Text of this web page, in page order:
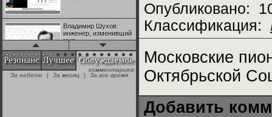
Владимир Шухов:
инженер, изменивший
мир
"Аркадий Коц" на
эгалите-фесте "Не
Резонанс Лучшее Обсуждаемое
комментариев:
За неделю
| За месяц | За все время
Опубликовано:
Классификация:
Московские
Октябрьской
Добавить